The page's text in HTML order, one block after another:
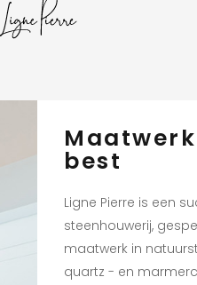
Maatwerk
best
Ligne Pierre is een
steenhouwerij,
maatwerk in
quartz - en